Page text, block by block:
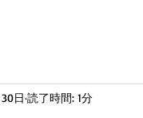
日 読了時間: 1分